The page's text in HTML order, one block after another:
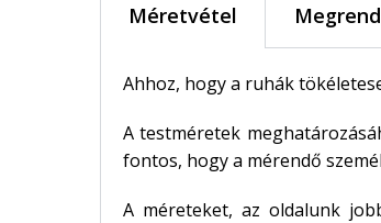
Méretvétel
Ahhoz, hogy a ruhák
A testméretek
fontos, hogy a mérendő
A méreteket, az oldalunk